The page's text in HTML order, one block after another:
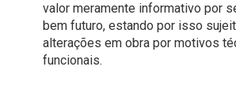
valor meramente informativo por
bem futuro, estando por isso
alterações em obra por motivos
funcionais.